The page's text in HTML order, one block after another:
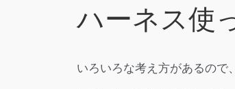
ハーネス使
いろいろな考え方があるので